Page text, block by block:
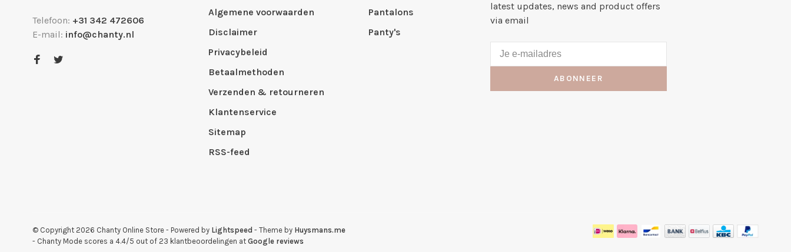
Telefoon: +31 342 472606
E-mail: info@chanty.nl
Algemene voorwaarden
Disclaimer
Privacybeleid
Betaalmethoden
Verzenden & retourneren
Klantenservice
Sitemap
RSS-feed
Pantalons
Panty's
latest updates, news and product offers
via email
ABONNEER
© Copyright 2026 Chanty Online Store - Powered by Lightspeed - Theme by Huysmans.me
- Chanty Mode scores a 4.4/5 out of 23 klantbeoordelingen at Google reviews